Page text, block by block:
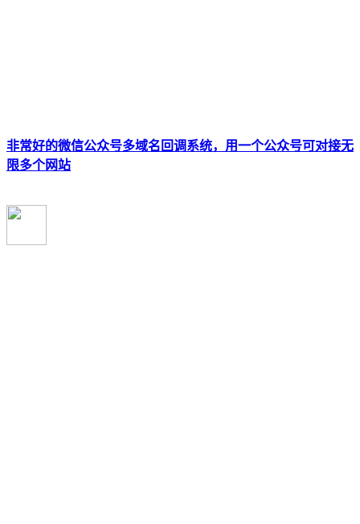
非常好的微信公众号多域名回调系统，用一个公众号可对接无
限多个网站